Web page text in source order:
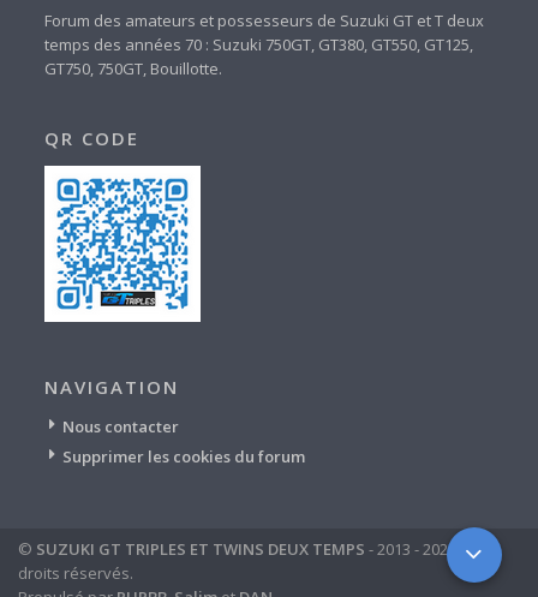
Forum des amateurs et possesseurs de Suzuki GT et T deux
temps des années 70 : Suzuki 750GT, GT380, GT550, GT125,
GT750, 750GT, Bouillotte.
QR CODE
NAVIGATION
Nous contacter
Supprimer les cookies du forum
© SUZUKI GT TRIPLES ET TWINS DEUX TEMPS - 2013 - 2024 - tous
droits réservés.